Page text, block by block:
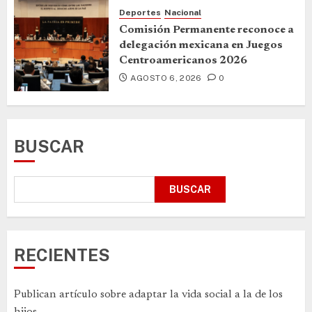
Deportes Nacional
Comisión Permanente reconoce a
delegación mexicana en Juegos
Centroamericanos 2026
AGOSTO 6, 2026 0
BUSCAR
BUSCAR
RECIENTES
Publican artículo sobre adaptar la vida social a la de los